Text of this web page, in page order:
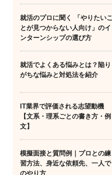
就活のプロに聞く 「やりたいこ
とが見つからない人向け」のイ
ンターンシップの選び方
就活でよくある悩みとは？陥り
がちな悩みと対処法を紹介
IT業界で評価される志望動機
【文系・理系ごとの書き方・例
文】
模擬面接と質問例｜プロとの練
習方法、身近な依頼先、一人で
のやり方